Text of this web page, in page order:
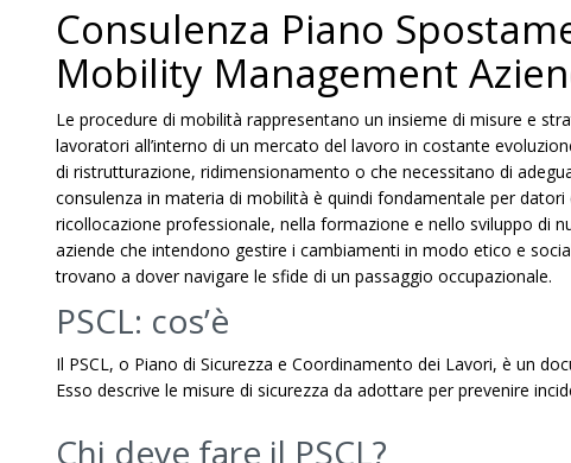
Consulenza Piano
Mobility Management
Le procedure di mobilità rappresentano un insieme di misure e
lavoratori all’interno di un mercato del lavoro in costante
di ristrutturazione, ridimensionamento o che necessitano di
consulenza in materia di mobilità è quindi fondamentale per
ricollocazione professionale, nella formazione e nello sviluppo di
aziende che intendono gestire i cambiamenti in modo etico e
trovano a dover navigare le sfide di un passaggio occupazionale.
PSCL: cos’è
Il PSCL, o Piano di Sicurezza e Coordinamento dei Lavori, è un
Esso descrive le misure di sicurezza da adottare per prevenire
Chi deve fare il PSCL?